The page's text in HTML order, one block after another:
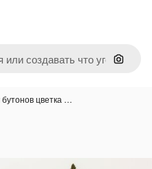
Поиск
бутонов цветка …